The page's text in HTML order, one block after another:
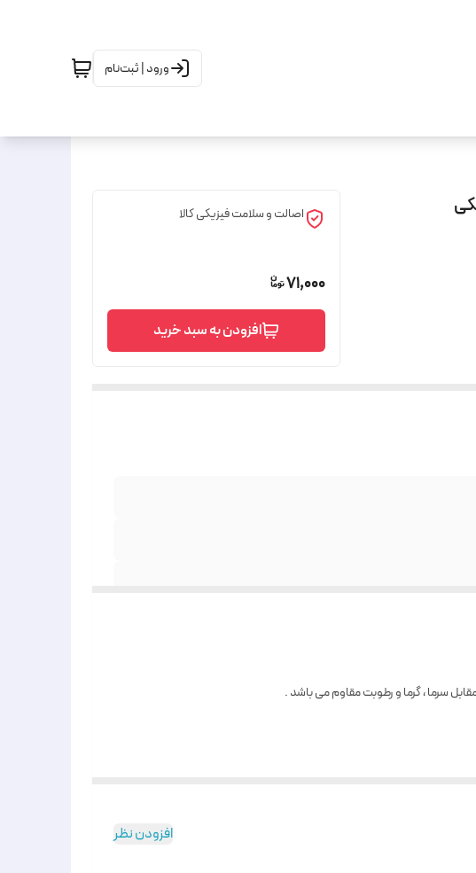
ورود | ثبت‌نام
اصالت و سلامت فیزیکی کالا
71,000
افزودن به سبد خرید
افزودن نظر